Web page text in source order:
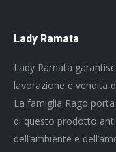
Lady Ramata
Lady Ramata
lavorazione e vendita
La famiglia Rago
di questo prodotto
dell’ambiente e